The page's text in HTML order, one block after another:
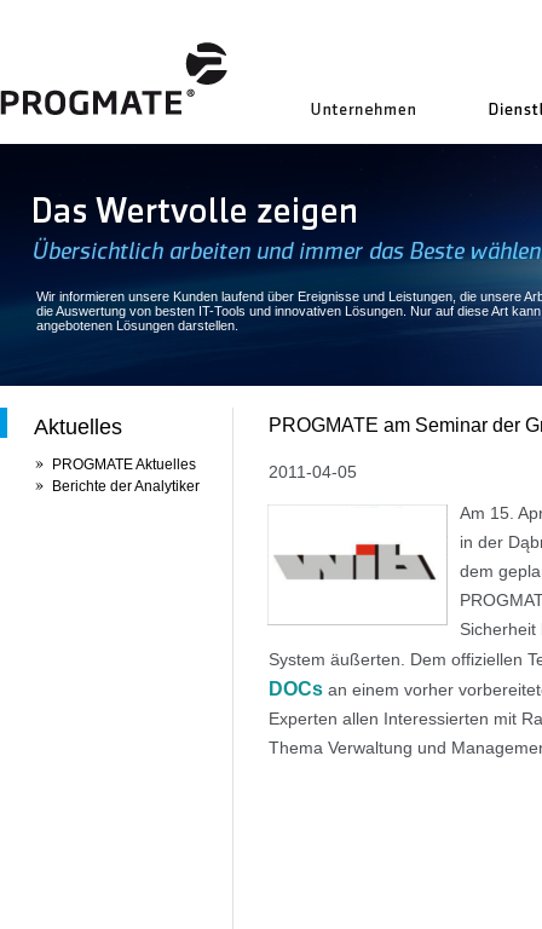
Wir informieren unsere Kunden laufend über Ereignisse und Leistungen, die unsere
die Auswertung von besten IT-Tools und innovativen Lösungen. Nur auf diese Art
angebotenen Lösungen darstellen.
Aktuelles
PROGMATE Aktuelles
Berichte der Analytiker
PROGMATE am Seminar der
2011-04-05
Am 15.
in der
dem
System äußerten. Dem offiziellen
DOCs an einem vorher
Experten allen Interessierten mit
Thema Verwaltung und